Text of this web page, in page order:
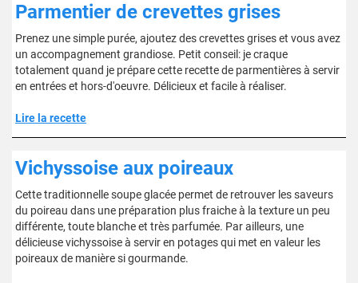
Parmentier de crevettes grises
Prenez une simple purée, ajoutez des crevettes grises et vous avez
un accompagnement grandiose. Petit conseil: je craque
totalement quand je prépare cette recette de parmentières à servir
en entrées et hors-d'oeuvre. Délicieux et facile à réaliser.
Lire la recette
Vichyssoise aux poireaux
Cette traditionnelle soupe glacée permet de retrouver les saveurs
du poireau dans une préparation plus fraiche à la texture un peu
différente, toute blanche et très parfumée. Par ailleurs, une
délicieuse vichyssoise à servir en potages qui met en valeur les
poireaux de manière si gourmande.